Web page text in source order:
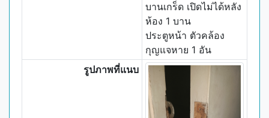
บานเกร็ด เปิดไม่ได้หลัง
ห้อง 1 บาน
ประตูหน้า ตัวคล้อง
กุญแจหาย 1 อัน
รูปภาพที่แนบ